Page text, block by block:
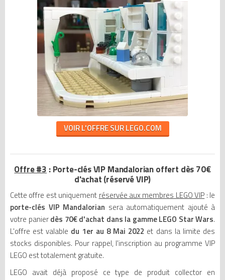
VOIR L'OFFRE SUR LEGO.COM
Offre #3 : Porte-clés VIP Mandalorian offert dès 70€
d'achat (réservé VIP)
Cette offre est uniquement réservée aux membres LEGO VIP : le
porte-clés VIP Mandalorian sera automatiquement ajouté à
votre panierdès 70€ d'achat dans la gamme LEGO Star Wars.
L'offre est valable du 1er au 8 Mai 2022 et dans la limite des
stocks disponibles. Pour rappel, l'inscription au programme VIP
LEGO est totalement gratuite.
LEGO avait déjà proposé ce type de produit collector en